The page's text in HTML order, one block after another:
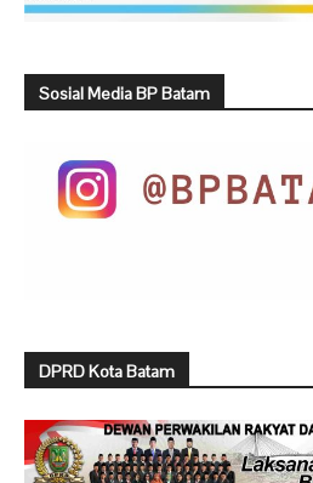
Sosial Media BP Batam
DPRD Kota Batam